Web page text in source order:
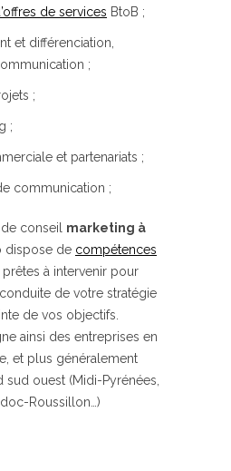
de services BtoB ;
et différenciation,
;
;
;
et partenariats ;
communication ;
conseil marketing à
dispose de compétences
prêtes à intervenir pour
de votre stratégie
de vos objectifs.
ainsi des entreprises en
et plus généralement
sud ouest (Midi-Pyrénées,
Roussillon…)